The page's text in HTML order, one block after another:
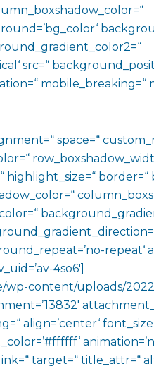
src=“
mobile_breaking=“
space=“
highlight_size=“ border=“
repeat‘
4so6′]
wp-content/uploads/
align=’center‘
target=“ title_attr=“